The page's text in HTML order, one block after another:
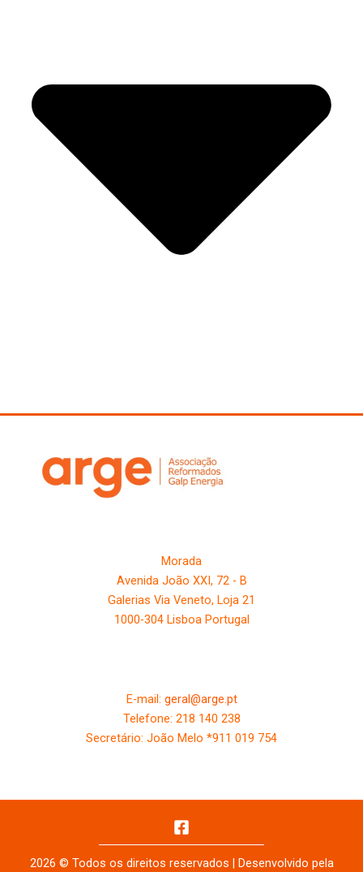
Morada
Avenida João XXI, 72 - B
Galerias Via Veneto, Loja 21
1000-304 Lisboa Portugal
E-mail: geral@arge.pt
Telefone: 218 140 238
Secretário: João Melo *911 019 754
2026 © Todos os direitos reservados | Desenvolvido pela